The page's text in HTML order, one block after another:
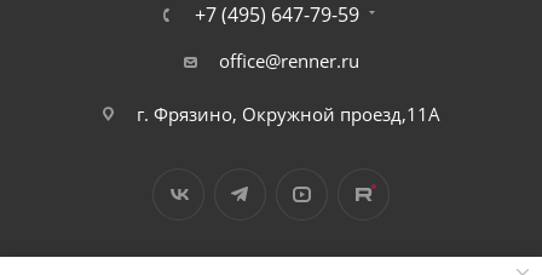
+7 (495) 647-79-59
office@renner.ru
г. Фрязино, Окружной проезд,11А